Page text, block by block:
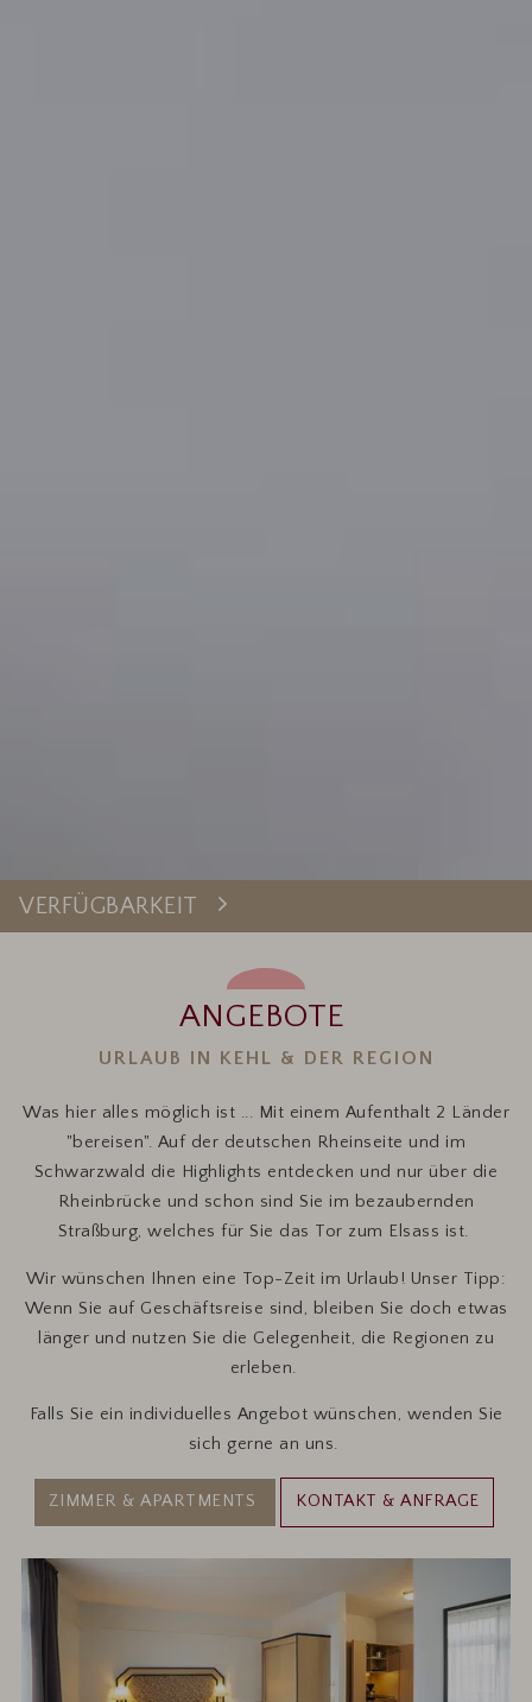
VERFÜGBARKEIT
ANGEBOTE
URLAUB IN KEHL & DER REGION
Was hier alles möglich ist ... Mit einem Aufenthalt 2 Länder
"bereisen". Auf der deutschen Rheinseite und im
Schwarzwald die Highlights entdecken und nur über die
Rheinbrücke und schon sind Sie im bezaubernden
Straßburg, welches für Sie das Tor zum Elsass ist.
Wir wünschen Ihnen eine Top-Zeit im Urlaub! Unser Tipp:
Wenn Sie auf Geschäftsreise sind, bleiben Sie doch etwas
länger und nutzen Sie die Gelegenheit, die Regionen zu
erleben.
Falls Sie ein individuelles Angebot wünschen, wenden Sie
sich gerne an uns.
ZIMMER & APARTMENTS KONTAKT & ANFRAGE